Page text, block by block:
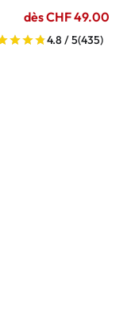
dès CHF 49.00
4.8 / 5(435)